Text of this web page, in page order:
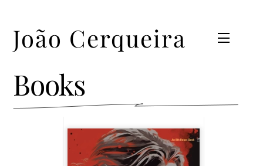
content
João Cerqueira Menu
Books